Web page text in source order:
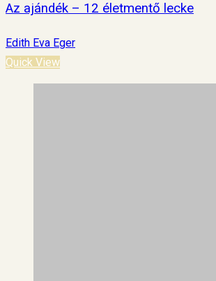
Az ajándék – 12 életmentő lecke
Edith Eva Eger
Quick View